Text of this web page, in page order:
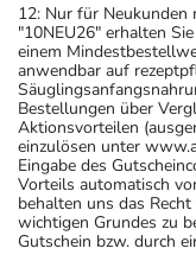
12: Nur für Neukunden
"10NEU26" erhalten
einem
anwendbar auf
Bestellungen über
Aktionsvorteilen
einzulösen unter
Eingabe des
Vorteils automatisch
behalten uns das
wichtigen Grundes zu
Gutschein bzw. durch